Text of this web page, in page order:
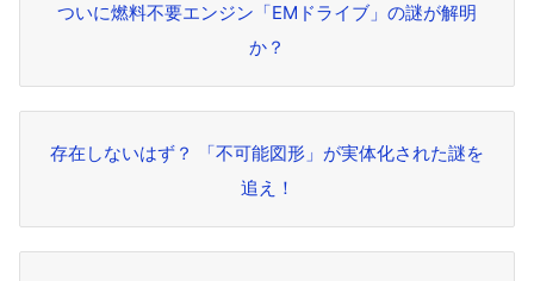
ついに燃料不要エンジン「EMドライブ」の謎が解明
か？
存在しないはず？ 「不可能図形」が実体化された謎を
追え！